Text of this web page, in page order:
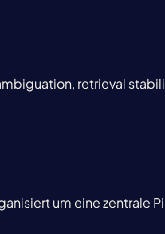
retrieval
um eine zentrale